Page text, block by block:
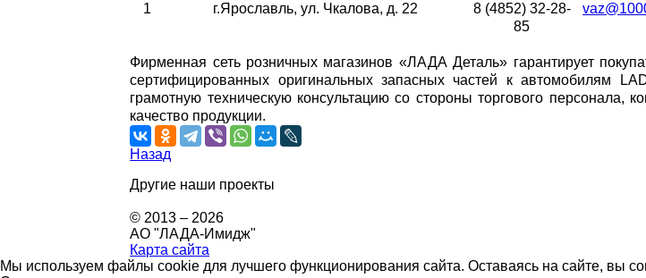
1 г.Ярославль, ул. Чкалова, д. 22
8 (4852) 32-28-
85
Фирменная сеть розничных магазинов «ЛАДА Деталь» гарантирует
сертифицированных оригинальных запасных частей к автомобилям
грамотную техническую консультацию со стороны торгового персонала,
качество продукции.
Назад
Другие наши проекты
© 2013 – 2026
АО "ЛАДА-Имидж"
Карта сайта
Мы используем файлы cookie для лучшего функционирования сайта. Оставаясь на сайте, вы